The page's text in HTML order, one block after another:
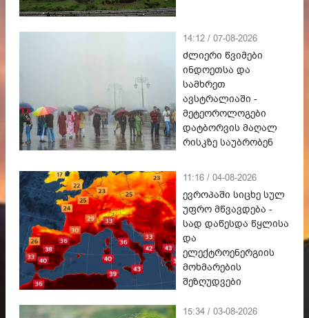
14:12 / 07-08-2026
ძლიერი წვიმები
ინდოეთსა და
სამხრეთ
ავსტრალიაში -
მეტეოროლოგები
დატბორვის მაღალ
რისკზე საუბრობენ
11:16 / 04-08-2026
ევროპაში სიცხე სულ
უფრო მწვავდება -
სად დაწესდა წყლისა
და
ელექტროენერგიის
მოხმარების
შეზღუდვები
15:34 / 03-08-2026